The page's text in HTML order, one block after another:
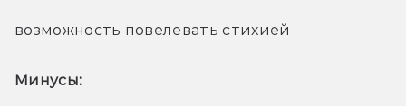
возможность повелевать стихией
Минусы: